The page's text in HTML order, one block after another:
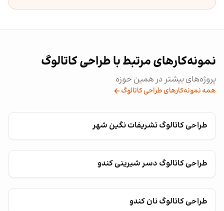
نمونه‌کارهای مرتبط با طراحی کاتالوگ
پروژه‌های بیشتر در همین حوزه
همه نمونه‌کارهای طراحی کاتالوگ
طراحی کاتالوگ تشریفات نگین شهر
طراحی کاتالوگ دسر شیرینی کندو
طراحی کاتالوگ نان کندو